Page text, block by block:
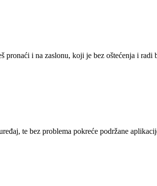
i na zaslonu, koji je bez oštećenja i
te bez problema pokreće podržane